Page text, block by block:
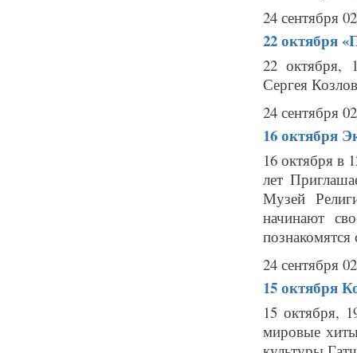
24 сентября
22 октября
22 октября,
Сергея
24 сентября
16 октября
16 октября в
лет
Музей
начинают
познакомятся
24 сентября
15 октября
15 октября,
мировые